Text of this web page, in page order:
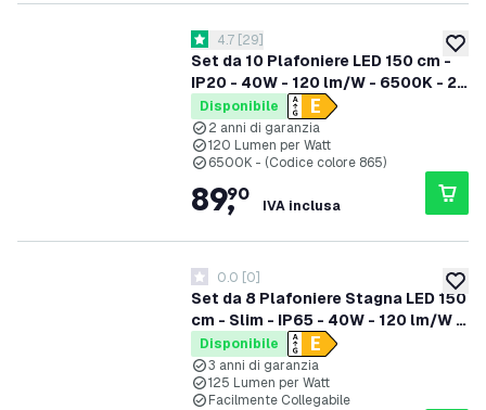
Set da 10 Plafoniere LED 150 cm -
IP20 - 40W - 120 lm/W - 6500K - 2
anni di garanzia
apri il cassetto delle recensioni
4.7 stelle di valutazione
4.7 [29]
Disponibile
2 anni di garanzia
120 Lumen per Watt
6500K - (Codice colore 865)
89,
90
IVA inclusa
Set da 8 Plafoniere Stagna LED 150
cm - Slim - IP65 - 40W - 120 lm/W -
4000K - Collegabile - garanzia 3
anni
0 stelle di valutazione
0.0 [0]
Disponibile
3 anni di garanzia
125 Lumen per Watt
Facilmente Collegabile